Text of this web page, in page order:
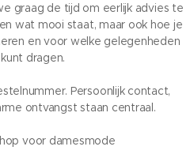
graag de tijd om eerlijk advies te
wat mooi staat, maar ook hoe je
en voor welke gelegenheden
dragen.
Persoonlijk contact,
ontvangst staan centraal.
voor damesmode